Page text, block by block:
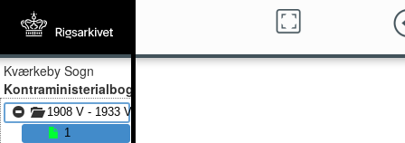
Kværkeby Sogn
Kontraministerialbog
1908 V - 1933 V
1